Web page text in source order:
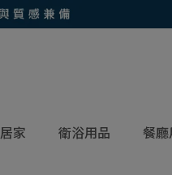
家 衛浴用品 餐